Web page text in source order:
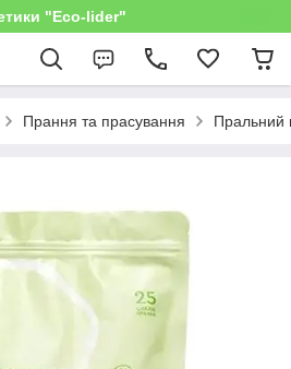
"Eco-lider"
Прання та прасування Пральний